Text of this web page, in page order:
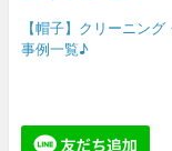
【帽子】クリーニン
事例一覧♪